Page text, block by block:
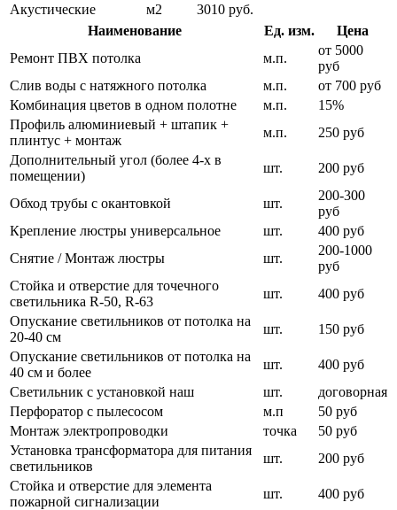
Акустические
м2
3010 руб.
Наименование
Ед. изм.
Цена
Ремонт ПВХ потолка
м.п.
от 5000
руб
Слив воды с натяжного потолка
м.п.
от 700 руб
Комбинация цветов в одном полотне
м.п.
15%
Профиль алюминиевый + штапик +
плинтус + монтаж
м.п.
250 руб
Дополнительный угол (более 4-х в
помещении)
шт. 200 руб
Обход трубы с окантовкой шт.
200-300
руб
Крепление люстры универсальное
шт.
400 руб
Снятие / Монтаж люстры
шт.
200-1000
руб
Стойка и отверстие для точечного
светильника R-50, R-63
шт.
400 руб
Опускание светильников от потолка на
20-40 см
шт.
150 руб
Опускание светильников от потолка на
40 см и более
шт.
400 руб
Светильник с установкой наш
шт.
договорная
Перфоратор с пылесосом
м.п
50 руб
Монтаж электропроводки
точка
50 руб
Установка трансформатора для питания
светильников
шт.
200 руб
Стойка и отверстие для элемента
пожарной сигнализации
шт. 400 руб